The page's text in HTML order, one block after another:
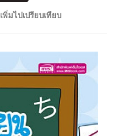
เพิ่มไปเปรียบเทียบ